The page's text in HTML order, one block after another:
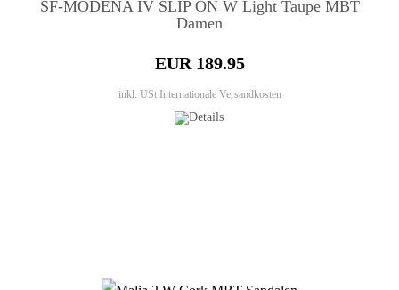
SF-MODENA IV SLIP ON W Light Taupe MBT
Damen
EUR 189.95
inkl. USt Internationale Versandkosten